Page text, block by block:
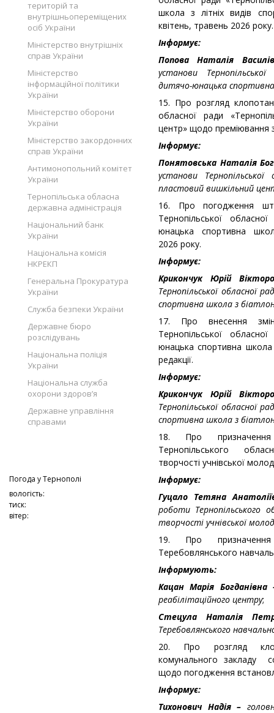
територій та
внутрішньопереміщених
осіб України
Міністерство внутрішніх
справ України
Міністерство
інформаційної політики
України
Міністерство оборони
України
Міністерство закордонних
справ України
Антимонопольний комітет
України
Тернопільська обласна
державна адміністрація
Національний банк
України
Національна комісія
НКРЕКП
Генеральна Прокуратура
України
Служба безпеки України
Державне бюро
розслідувань
Національна поліція
України
Національна служба
охорони здоров’я
Державне управління
справами
Погода уТернополі
вологість:
тиск:
вітер:
школа з літніх видів
квітень, травень 2026 року.
Інформує:
Попова Наталія
установи
дитячо-юнацька
15. Про розгляд
обласної ради
центр» щодо преміювання
Інформує:
Понятовська Наталія
установи
пластовий вишкільний
16. Про погодження
Тернопільської
юнацька спортивна
2026 року.
Інформує:
Крикончук Юрій
Тернопільської обласної
спортивна школа з
17. Про внесення
Тернопільської
юнацька спортивна школа
редакції.
Інформує:
Крикончук Юрій
Тернопільської обласної
спортивна школа з
18. Про призначення
Тернопільського
творчості учнівської
Інформує:
Гуцало Тетяна
роботи Тернопільського
творчості учнівської
19. Про призначення
Теребовлянського
Інформують:
Кацан Марія
реабілітаційного центру;
Стецула Наталія
Теребовлянського
20. Про розгляд
комунального закладу
щодо погодження
Інформує:
Тихонович Надія –